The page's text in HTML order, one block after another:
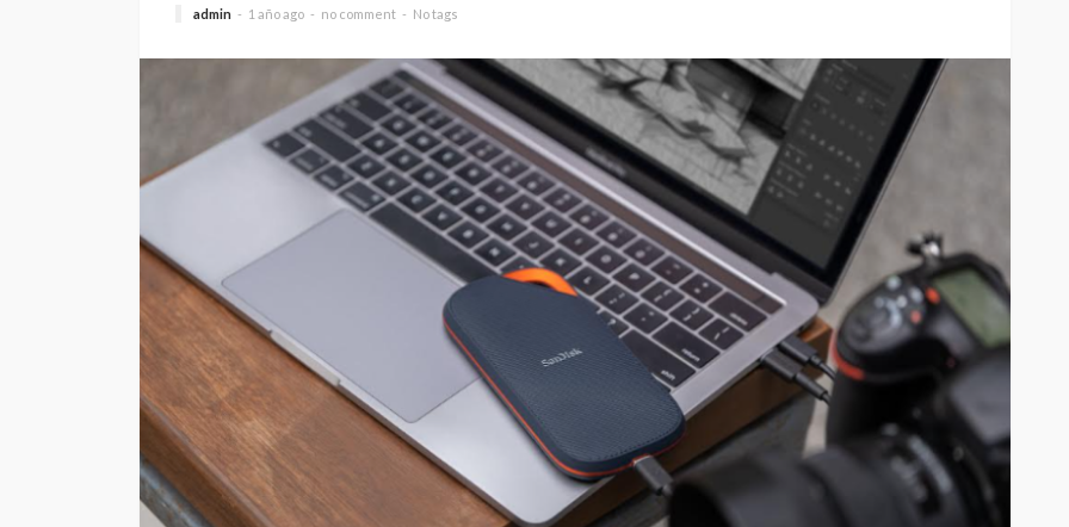
admin 1 año ago no comment No tags
5 decisiones que marcan la
diferencia en tu bienestar
Andrea Essus 1 día ago 63
limpieza y mano de obra
gratis: así será el nuevo
HUAWEI Service Day
Andrea Essus 1 día ago